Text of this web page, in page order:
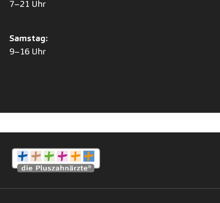
7–21 Uhr
Samstag:
9–16 Uhr